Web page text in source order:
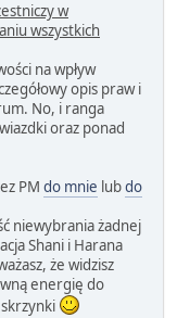
w
wszystkich
na wpływ
opis praw i
No, i ranga
oraz ponad
PM do mnie lubdo
niewybrania żadnej
Shani i Harana
że widzisz
energię do